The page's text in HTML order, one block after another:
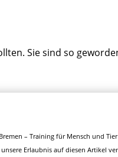
Sie sind so
– Training für Mensch und Tier
Erlaubnis auf diesen Artikel